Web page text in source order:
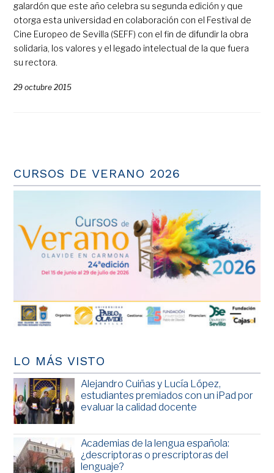
galardón que este año celebra su segunda edición y que
otorga esta universidad en colaboración con el Festival de
Cine Europeo de Sevilla (SEFF) con el fin de difundir la obra
solidaria, los valores y el legado intelectual de la que fuera
su rectora.
29 octubre 2015
CURSOS DE VERANO 2026
LO MÁS VISTO
Alejandro Cuiñas y Lucía López,
estudiantes premiados con un iPad por
evaluar la calidad docente
Academias de la lengua española:
¿descriptoras o prescriptoras del
lenguaje?